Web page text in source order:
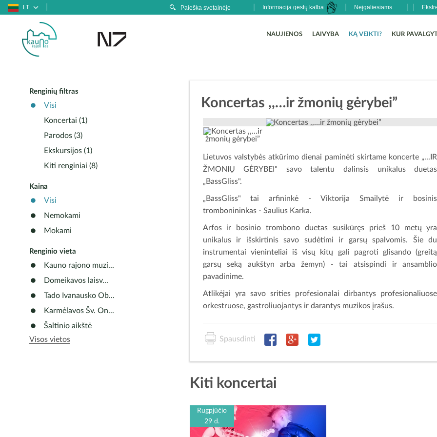
LT Neįgaliesiams
Informacija gestų kalba
NAUJIENOS LAIVYBA KĄ VEIKTI? KUR
Renginių filtras
Visi
Koncertai (1)
Parodos (3)
Ekskursijos (1)
Kiti renginiai (8)
Kaina
Visi
Nemokami
Mokami
Renginio vieta
Kauno rajono muzi...
Domeikavos laisv...
Tado Ivanausko Ob...
Karmėlavos Šv. On...
Šaltinio aikštė
Visos vietos
Koncertas ,,…ir žmonių gėrybei”
Lietuvos valstybės atkūrimo dienai paminėti skirtame koncerte „...IR
ŽMONIŲ GĖRYBEI" savo talentu dalinsis unikalus duetas
„BassGliss".
„BassGliss" tai arfininkė - Viktorija Smailytė ir bosinis
trombonininkas - Saulius Karka.
Arfos ir bosinio trombono duetas susikūręs prieš 10 metų yra
unikalus ir išskirtinis savo sudėtimi ir garsų spalvomis. Šie du
instrumentai vieninteliai iš visų kitų gali pagroti glisando (greitą
garsų seką aukštyn arba žemyn) - tai atsispindi ir ansamblio
pavadinime.
Atlikėjai yra savo srities profesionalai dirbantys profesionaliuose
orkestruose, gastroliuojantys ir darantys muzikos įrašus.
Spausdinti
Kiti koncertai
Rugpjūčio
29 d.